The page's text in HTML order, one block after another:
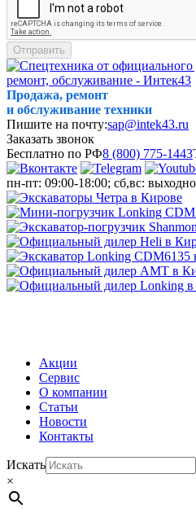
Отправить
Продажа, ремонт
и обслуживание техники
Пишите на почту:sap@intek43.ru
Заказать звонок
Бесплатно по РФ8 (800) 775-1443
пн-пт: 09:00-18:00; сб,вс:
Акции
Сервис
О компании
Статьи
Новости
Контакты
Искать
×